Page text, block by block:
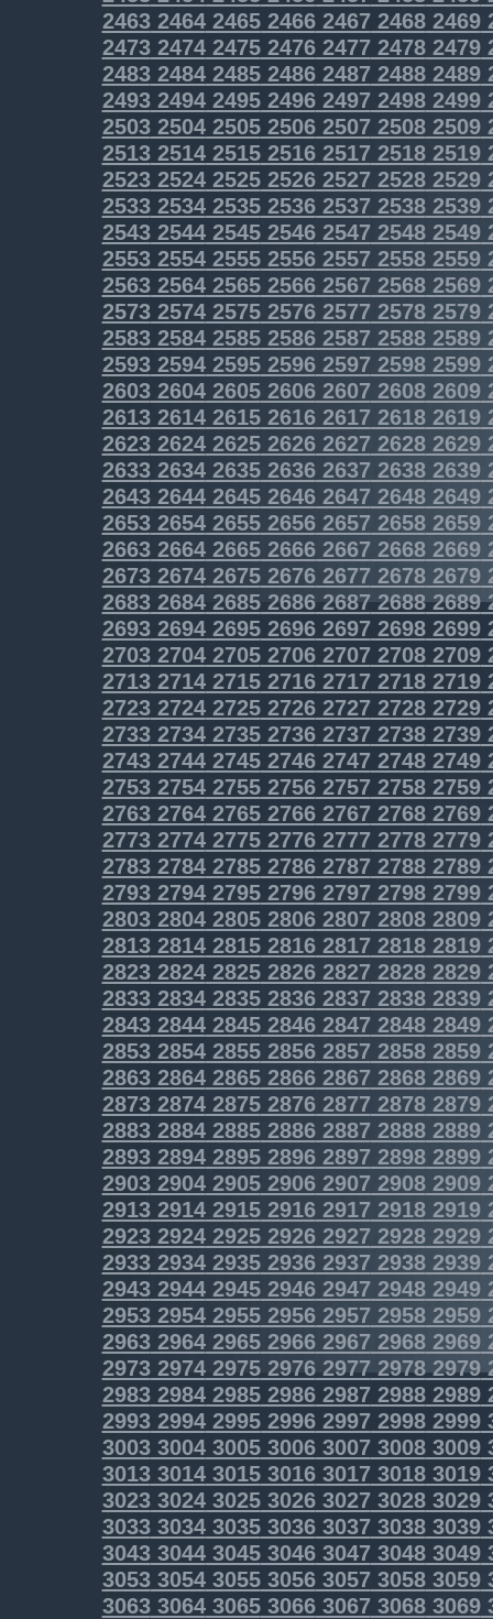
2463246424652466246724682469
2473247424752476247724782479
2483248424852486248724882489
2493249424952496249724982499
2503250425052506250725082509
2513251425152516251725182519
2523252425252526252725282529
2533253425352536253725382539
2543254425452546254725482549
2553255425552556255725582559
25632564256525662567 25682569
25732574257525762577 25782579
25832584258525862587 25882589
2593259425952596259725982599
2603260426052606260726082609
26132614261526162617 26182619
26232624262526262627 26282629
26332634263526362637 26382639
26432644264526462647 26482649
26532654265526562657 26582659
26632664266526662667 26682669
26732674267526762677 26782679
2683268426852686268726882689
2693269426952696269726982699
2703270427052706270727082709
2713271427152716271727182719
2723272427252726272727282729
2733273427352736273727382739
2743274427452746274727482749
2753275427552756275727582759
2763276427652766276727682769
2773277427752776277727782779
2783278427852786278727882789
2793279427952796279727982799
2803280428052806280728082809
2813281428152816281728182819
2823282428252826282728282829
2833283428352836283728382839
2843284428452846284728482849
28532854285528562857 28582859
28632864286528662867 28682869
28732874287528762877 28782879
2883288428852886288728882889
2893289428952896289728982899
2903290429052906290729082909
29132914291529162917 29182919
29232924292529262927 29282929
29332934293529362937 29382939
29432944294529462947 29482949
29532954295529562957 29582959
29632964296529662967 29682969
2973297429752976297729782979
2983298429852986298729882989
2993299429952996299729982999
3003300430053006300730083009
3013301430153016301730183019
3023302430253026302730283029
3033303430353036303730383039
3043304430453046304730483049
3053305430553056305730583059
3063306430653066306730683069